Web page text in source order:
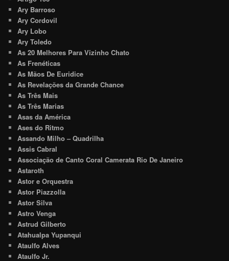
Ary Barroso
Ary Cordovil
Ary Lobo
Ary Toledo
As 20 Melhores Para Vizinho Chato
As Frenéticas
As Mãos De Euridice
As Revelações da Grande Chance
As Três Mais
As Três Marias
Asas da América
Ases do Ritmo
Assando Milho – Quadrilha
Assis Cabral
Associação de Canto Coral Camerata Rio De Janeiro
Astaroth
Astor e Orquestra
Astor Piazzolla
Astor Silva
Astro Venga
Astrud Gilberto
Atahualpa Yupanqui
Ataulfo Alves
Ataulfo Jr.